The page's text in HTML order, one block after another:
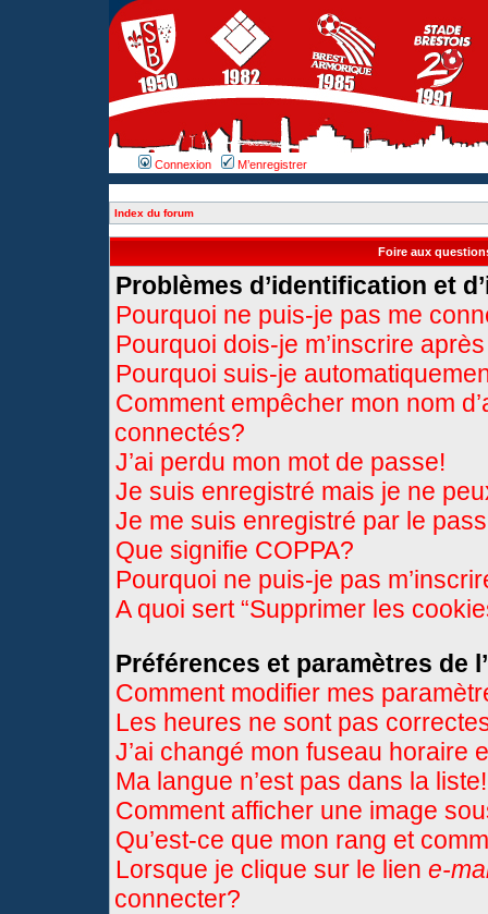
Connexion M’enregistrer
Index du forum
Foire aux
Problèmes d’identification et
Pourquoi ne puis-je pas me
Pourquoi dois-je m’inscrire
Pourquoi suis-je
Comment empêcher mon nom
connectés?
J’ai perdu mon mot de passe!
Je suis enregistré mais je ne
Je me suis enregistré par le
Que signifie COPPA?
Pourquoi ne puis-je pas
A quoi sert “Supprimer les
Préférences et paramètres de
Comment modifier mes
Les heures ne sont pas
J’ai changé mon fuseau horaire
Ma langue n’est pas dans la liste!
Comment afficher une image
Qu’est-ce que mon rang et
Lorsque je clique sur le lien e-
connecter?